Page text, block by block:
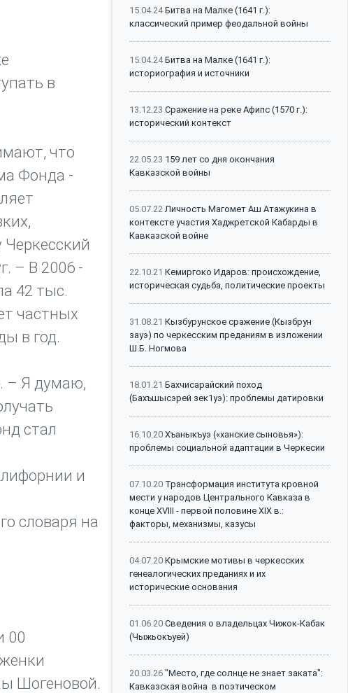
в
что
Фонда -
– В 2006 -
42 тыс.
частных
в год.
– Я думаю,
стал
и
словаря на
00
Шогеновой.
15.04.24Битва на Малке (1641 г.):
классический пример феодальной войны
15.04.24Битва на Малке (1641 г.):
историография и источники
13.12.23 Сражение на реке Афипс (1570 г.):
исторический контекст
22.05.23 159 лет со дня окончания
Кавказской войны
05.07.22 Личность Магомет Аш Атажукина в
контексте участия Хаджретской Кабарды в
Кавказской войне
22.10.21 Кемиргоко Идаров: происхождение,
историческая судьба, политические проекты
31.08.21 Кызбурунское сражение (Кызбрун
зауэ) по черкесским преданиям в изложении
Ш.Б. Ногмова
18.01.21 Бахчисарайский поход
(Бахъшысэрей зек1уэ): проблемы датировки
16.10.20 Хъаныкъуэ («ханские сыновья»):
проблемы социальной адаптации в Черкесии
07.10.20 Трансформация института кровной
мести у народов Центрального Кавказа в
конце XVIII - первой половине XIX в.:
факторы, механизмы, казусы
04.07.20 Крымские мотивы в черкесских
генеалогических преданиях и их
исторические основания
01.06.20 Сведения о владельцах Чижок-Кабак
(Чыжьокъуей)
20.03.26 "Место, где солнце не знает заката":
Кавказская война в поэтическом